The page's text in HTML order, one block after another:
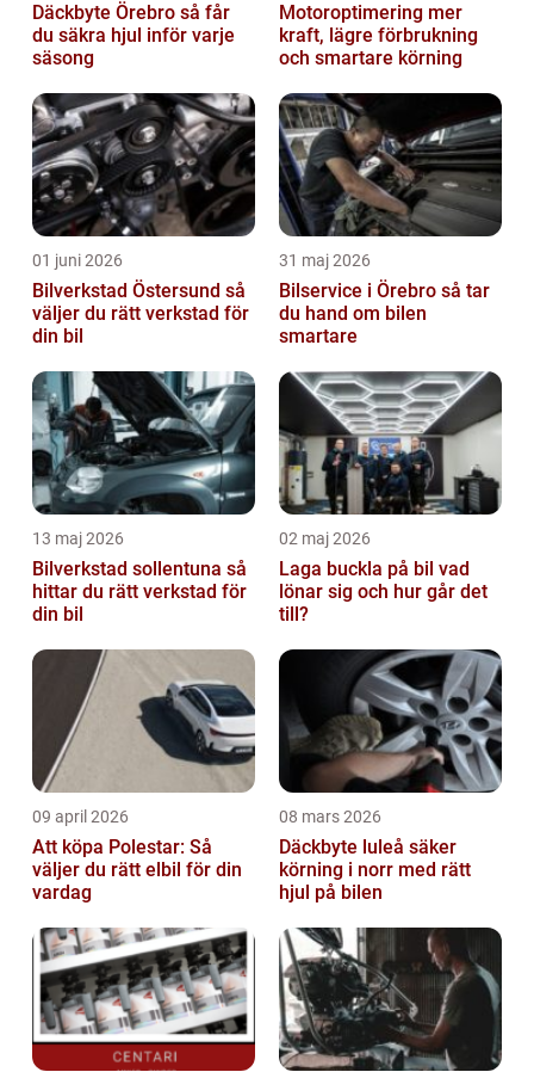
Däckbyte Örebro så får
du säkra hjul inför varje
säsong
Motoroptimering mer
kraft, lägre förbrukning
och smartare körning
01 juni 2026
Bilverkstad Östersund så
väljer du rätt verkstad för
din bil
31 maj 2026
Bilservice i Örebro så tar
du hand om bilen
smartare
13 maj 2026
Bilverkstad sollentuna så
hittar du rätt verkstad för
din bil
02 maj 2026
Laga buckla på bil vad
lönar sig och hur går det
till?
09 april 2026
Att köpa Polestar: Så
väljer du rätt elbil för din
vardag
08 mars 2026
Däckbyte luleå säker
körning i norr med rätt
hjul på bilen